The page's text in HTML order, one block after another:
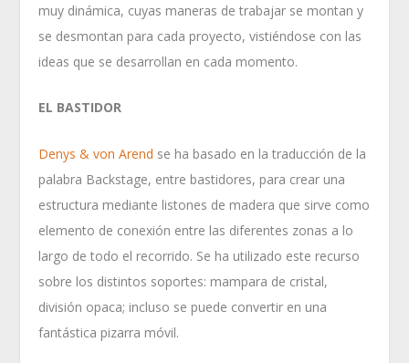
muy dinámica, cuyas maneras de trabajar se montan y
se desmontan para cada proyecto, vistiéndose con las
ideas que se desarrollan en cada momento.
EL BASTIDOR
Denys & von Arend se ha basado en la traducción de la
palabra Backstage, entre bastidores, para crear una
estructura mediante listones de madera que sirve como
elemento de conexión entre las diferentes zonas a lo
largo de todo el recorrido. Se ha utilizado este recurso
sobre los distintos soportes: mampara de cristal,
división opaca; incluso se puede convertir en una
fantástica pizarra móvil.